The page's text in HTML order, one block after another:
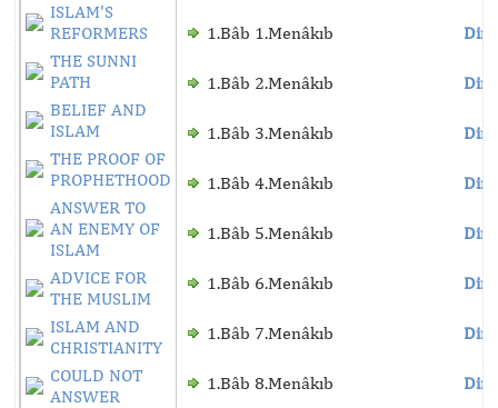
ISLAM'S
REFORMERS
THE SUNNI
PATH
BELIEF AND
ISLAM
THE PROOF OF
PROPHETHOOD
ANSWER TO
AN ENEMY OF
ISLAM
ADVICE FOR
THE MUSLIM
ISLAM AND
CHRISTIANITY
COULD NOT
ANSWER
1.Bâb 1.Menâkıb
1.Bâb 2.Menâkıb
1.Bâb 3.Menâkıb
1.Bâb 4.Menâkıb
1.Bâb 5.Menâkıb
1.Bâb 6.Menâkıb
1.Bâb 7.Menâkıb
1.Bâb 8.Menâkıb